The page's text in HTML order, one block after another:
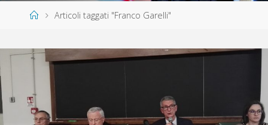
HomeArticoli taggati "Franco Garelli"